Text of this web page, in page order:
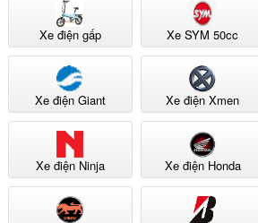
Xe điện gấp Xe SYM 50cc
Xe điện Giant Xe điện Xmen
Xe điện Ninja Xe điện Honda